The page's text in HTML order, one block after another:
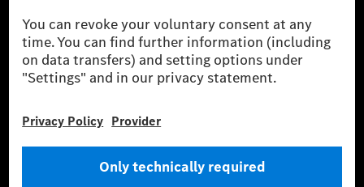
Helyszínek